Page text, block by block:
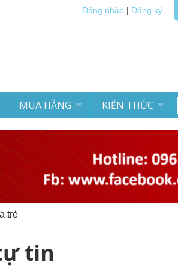
Đăng nhập Đăng ký
MUA HÀNG KIẾN THỨC
trẻ
tin